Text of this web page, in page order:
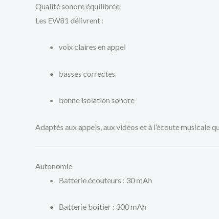
Qualité sonore équilibrée
Les EW81 délivrent :
voix claires en appel
basses correctes
bonne isolation sonore
Adaptés aux appels, aux vidéos et à l’écoute musicale
Autonomie
Batterie écouteurs : 30 mAh
Batterie boîtier : 300 mAh